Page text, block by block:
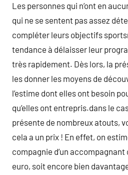
Les personnes qui n’ont en
qui ne se sentent pas assez
compléter leurs objectifs
tendance à délaisser leur
très rapidement. Dès lors, la
les donner les moyens de
l’estime dont elles ont besoin
qu’elles ont entrepris.dans le
présente de nombreux atouts,
cela a un prix ! En effet, on
compagnie d’un
euro, soit encore bien